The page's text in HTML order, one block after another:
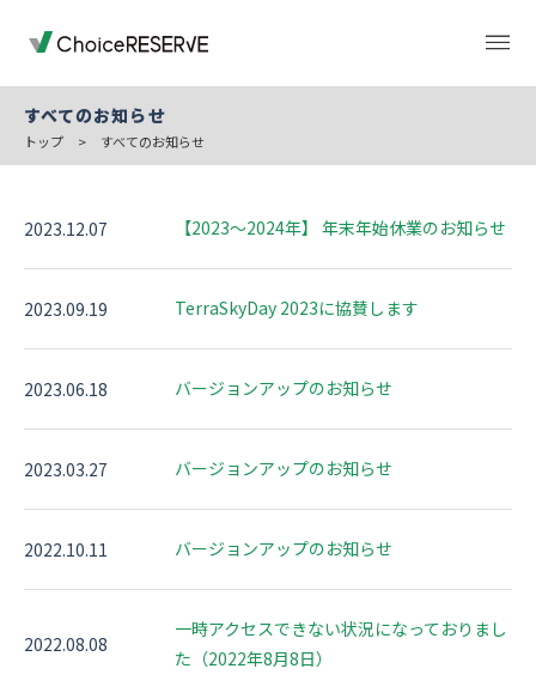
機能 導入事例
資料ダウンロード
お問い合わせ
すべてのお知らせ
トップ > すべてのお知らせ
2023.12.07 【2023～2024年】 年末年始休業のお知らせ
2023.09.19 TerraSkyDay 2023に協賛します
2023.06.18 バージョンアップのお知らせ
2023.03.27 バージョンアップのお知らせ
2022.10.11 バージョンアップのお知らせ
2022.08.08
一時アクセスできない状況になっておりまし
た（2022年8月8日）